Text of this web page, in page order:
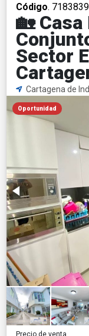
Código. 7183839
🏡 Casa
Sector
Cartagena de
Oportunidad
Precio de venta